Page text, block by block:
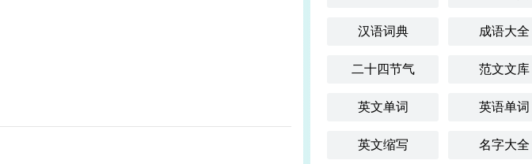
汉语词典 成语大全
二十四节气 范文文库
英文单词 英语单词
英文缩写 名字大全